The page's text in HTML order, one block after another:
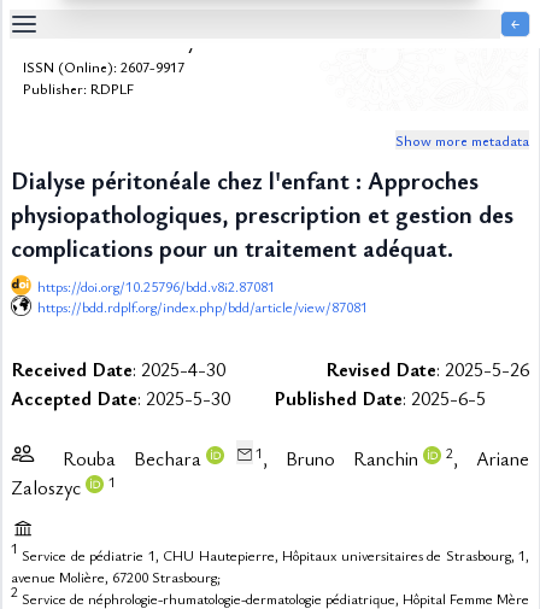
￩
Table
Of
of
Media
List
of
Tables
Metrics
Contributors
Bulletin de la Dialyse à Domicile
ISSN (Online): 2607-9917
Publisher: RDPLF
Show more metadata
Dialyse péritonéale chez l'enfant : Approches
physiopathologiques, prescription et gestion des
complications pour un traitement adéquat.
https://doi.org/10.25796/bdd.v8i2.87081
https://bdd.rdplf.org/index.php/bdd/article/view/87081
Received Date: 2025-4-30 Revised Date: 2025-5-26
Accepted Date: 2025-5-30 Published Date: 2025-6-5
Rouba Bechara 1, Bruno Ranchin 2, Ariane
Zaloszyc
1
1 Service de pédiatrie 1, CHU Hautepierre, Hôpitaux universitaires de Strasbourg, 1,
avenue Molière, 67200 Strasbourg;
2 Service de néphrologie-rhumatologie-dermatologie pédiatrique, Hôpital Femme Mère